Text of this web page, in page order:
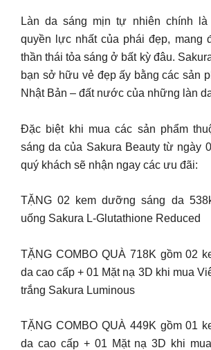
Làn da sáng mịn tự nhiên chính
quyền lực nhất của phái đẹp, mang
thần thái tỏa sáng ở bất kỳ đâu.
bạn sở hữu vẻ đẹp ấy bằng các sản
Nhật Bản – đất nước của những làn
Đặc biệt khi mua các sản phẩm
sáng da của Sakura Beauty từ ngày
quý khách sẽ nhận ngay các ưu đãi:
TẶNG 02 kem dưỡng sáng da
uống Sakura L-Glutathione Reduced
TẶNG COMBO QUÀ 718K gồm 02
da cao cấp + 01 Mặt nạ 3D khi mua
trắng Sakura Luminous
TẶNG COMBO QUÀ 449K gồm 01
da cao cấp + 01 Mặt nạ 3D khi